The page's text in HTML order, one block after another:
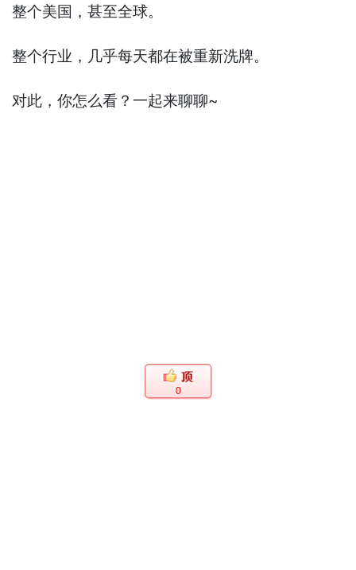
整个美国，甚至全球。
整个行业，几乎每天都在被重新洗牌。
对此，你怎么看？一起来聊聊~
0